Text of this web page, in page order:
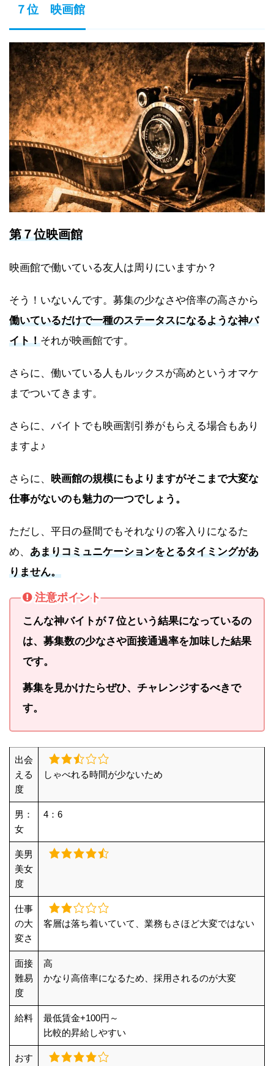
７位 映画館
第７位映画館
映画館で働いている友人は周りにいますか？
そう！いないんです。募集の少なさや倍率の高さから
働いているだけで一種のステータスになるような神バ
イト！それが映画館です。
さらに、働いている人もルックスが高めというオマケ
までついてきます。
さらに、バイトでも映画割引券がもらえる場合もあり
ますよ♪
さらに、
映画館の規模にもよりますがそこまで大変な
仕事がないのも魅力の一つでしょう。
ただし、平日の昼間でもそれなりの客入りになるた
め、 あまりコミュニケーションをとるタイミングがあ
りません。
注意ポイント
こんな神バイトが７位という結果になっているの
は、募集数の少なさや面接通過率を加味した結果
です。
募集を見かけたらぜひ、チャレンジするべきで
す。
出会
える
度
しゃべれる時間が少ないため
男：
女
4：6
美男
美女
度
仕事
の大
変さ
客層は落ち着いていて、業務もさほど大変ではない
面接
難易
度
高
かなり高倍率になるため、採用されるのが大変
給料
最低賃金+100円～
比較的昇給しやすい
おす